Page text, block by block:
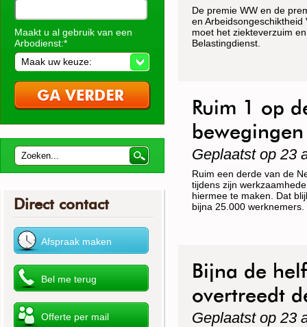
De premie WW en de
en
moet het ziekteverzuim
Belastingdienst.
Ruim 1 op
bewegingen
Geplaatst op 23
Ruim een derde van de
tijdens zijn
hiermee te maken. Dat
bijna 25.000 werknemers.
Bijna de
overtreedt
Geplaatst op 23
Maakt u al gebruik van een
Arbodienst:*
Maak uw keuze:
Direct contact